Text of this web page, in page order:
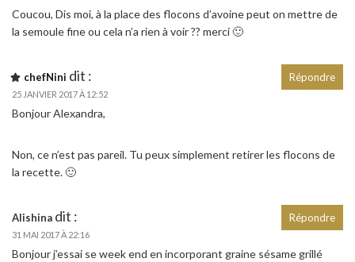
Coucou, Dis moi, à la place des flocons d’avoine peut on mettre de
la semoule fine ou cela n’a rien à voir ?? merci 🙂
chefNini dit :
25 JANVIER 2017 À 12:52
Bonjour Alexandra,
Non, ce n’est pas pareil. Tu peux simplement retirer les flocons de
la recette. 🙂
Répondre
Alishina dit :
31 MAI 2017 À 22:16
Bonjour j’essai se week end en incorporant graine sésame grillé
Répondre